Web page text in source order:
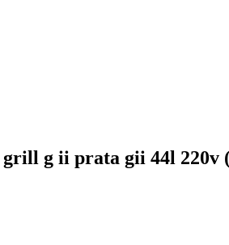
g ii prata gii 44l 220v